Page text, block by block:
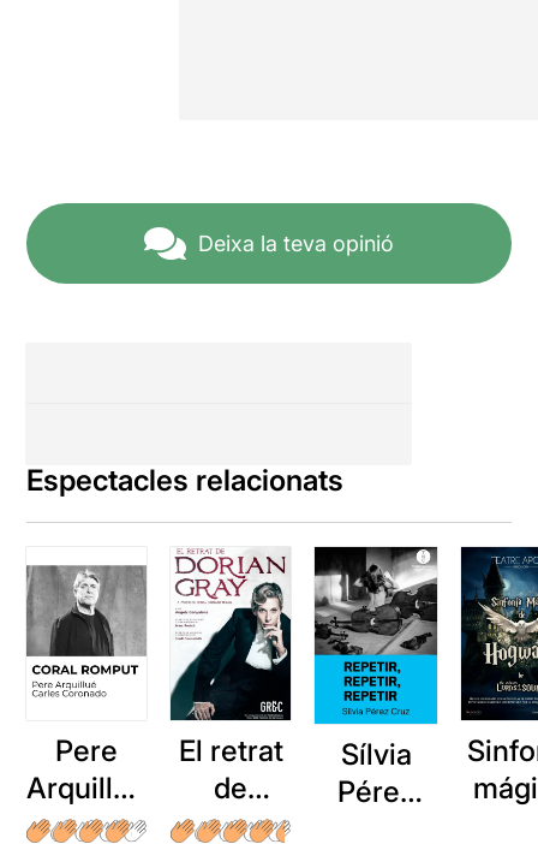
Deixa la teva opinió
Espectacles relacionats
Pere
Arquillué
: Coral
El retrat
de
Dorian
Sílvia
Pérez